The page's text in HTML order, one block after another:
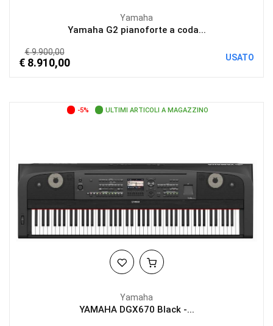
Yamaha
Yamaha G2 pianoforte a coda...
€ 9.900,00
€ 8.910,00 USATO
-5% ULTIMI ARTICOLI A MAGAZZINO
Yamaha
YAMAHA DGX670 Black -...